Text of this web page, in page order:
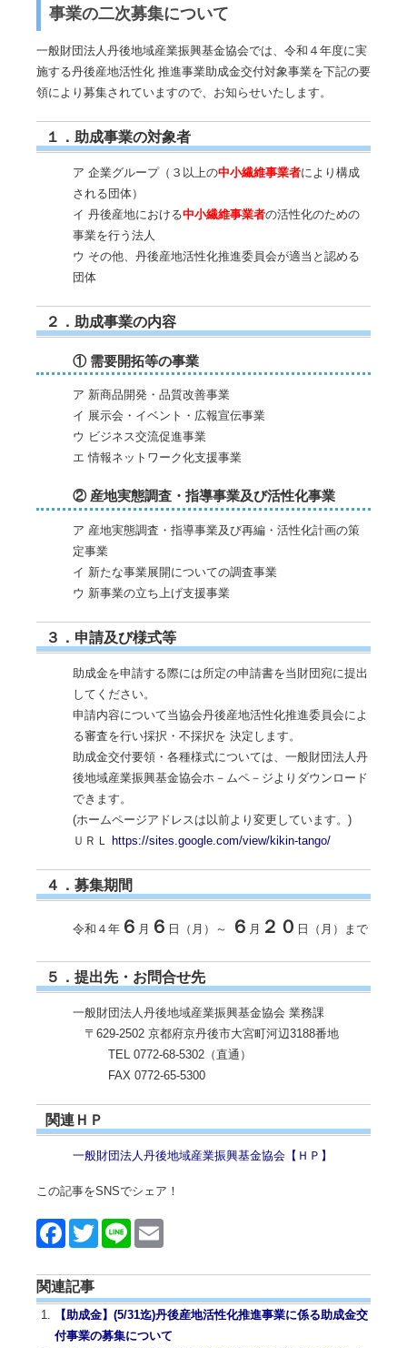
事業の二次募集について
一般財団法人丹後地域産業振興基金協会では、令和４年度に実
施する丹後産地活性化 推進事業助成金交付対象事業を下記の要
領により募集されていますので、お知らせいたします。
１．助成事業の対象者
ア 企業グループ（３以上の中小繊維事業者により構成
される団体）
イ 丹後産地における中小繊維事業者の活性化のための
事業を行う法人
ウ その他、丹後産地活性化推進委員会が適当と認める
団体
２．助成事業の内容
① 需要開拓等の事業
ア 新商品開発・品質改善事業
イ 展示会・イベント・広報宣伝事業
ウ ビジネス交流促進事業
エ 情報ネットワーク化支援事業
② 産地実態調査・指導事業及び活性化事業
ア 産地実態調査・指導事業及び再編・活性化計画の策
定事業
イ 新たな事業展開についての調査事業
ウ 新事業の立ち上げ支援事業
３．申請及び様式等
助成金を申請する際には所定の申請書を当財団宛に提出
してください。
申請内容について当協会丹後産地活性化推進委員会によ
る審査を行い採択・不採択を 決定します。
助成金交付要領・各種様式については、一般財団法人丹
後地域産業振興基金協会ホ－ムペ－ジよりダウンロード
できます。
(ホームページアドレスは以前より変更しています。)
ＵＲＬ
https://sites.google.com/view/kikin-tango/
４．募集期間
令和４年 ６ 月 ６ 日（月）～ ６ 月 ２０ 日（月）まで
５．提出先・お問合せ先
一般財団法人丹後地域産業振興基金協会 業務課
〒629-2502 京都府京丹後市大宮町河辺3188番地
TEL 0772-68-5302（直通）
FAX 0772-65-5300
関連ＨＰ
一般財団法人丹後地域産業振興基金協会【ＨＰ】
この記事をSNSでシェア！
Face Twitt Line
関連記事
【助成金】(5/31迄)丹後産地活性化推進事業に係る助成金交
付事業の募集について